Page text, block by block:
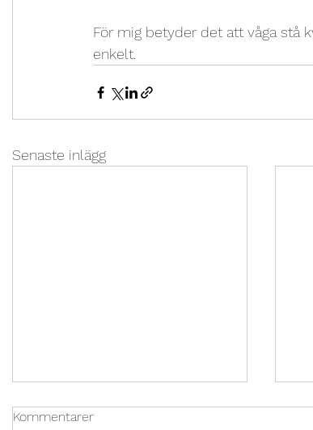
För mig betyder det att våga stå
enkelt.
Senaste inlägg
Kommentarer